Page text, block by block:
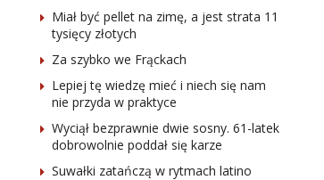
Miał być pellet na zimę, a jest strata 11
tysięcy złotych
Za szybko we Frąckach
Lepiej tę wiedzę mieć i niech się nam
nie przyda w praktyce
Wyciął bezprawnie dwie sosny. 61-latek
dobrowolnie poddał się karze
Suwałki zatańczą w rytmach latino